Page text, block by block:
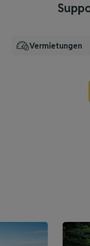
Vermietungen